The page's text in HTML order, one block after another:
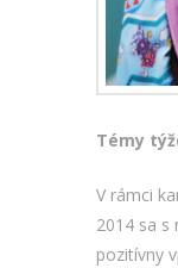
Témy
V rámci
2014 sa s
pozitívny